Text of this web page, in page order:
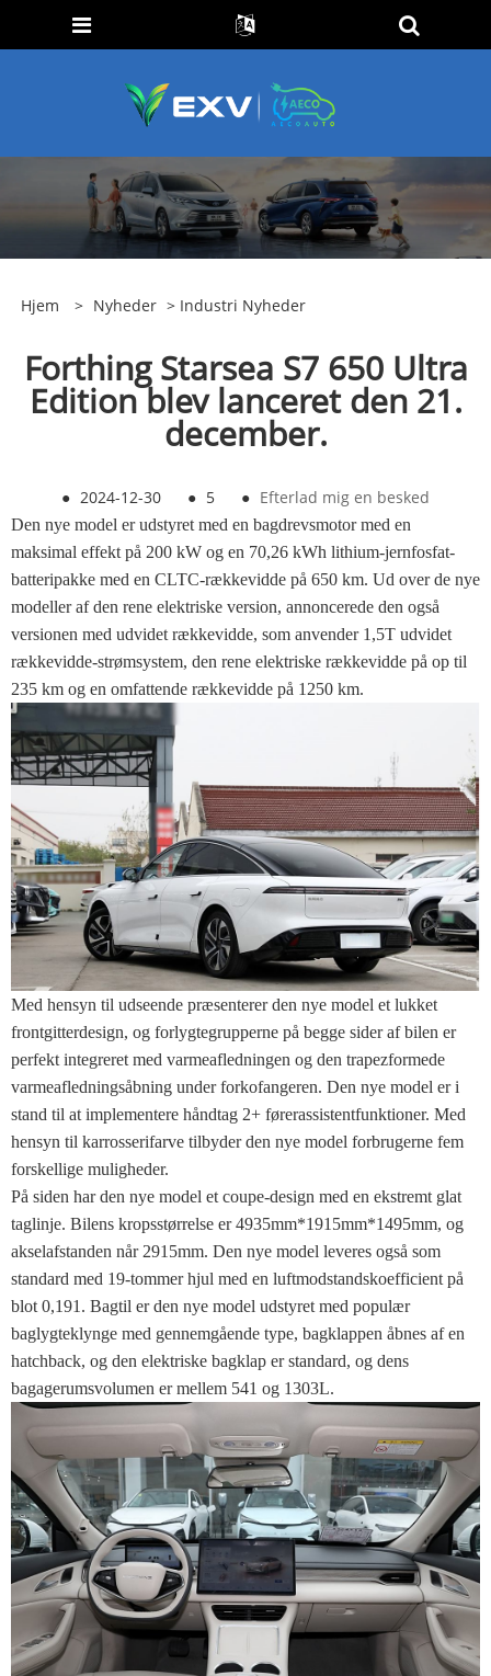
Hjem > Nyheder > Industri Nyheder
Forthing Starsea S7 650 Ultra
Edition blev lanceret den 21.
december.
● 2024-12-30 ● 5 ● Efterlad mig en besked
Den nye model er udstyret med en bagdrevsmotor med en
maksimal effekt på 200 kW og en 70,26 kWh lithium-jernfosfat-
batteripakke med en CLTC-rækkevidde på 650 km. Ud over de nye
modeller af den rene elektriske version, annoncerede den også
versionen med udvidet rækkevidde, som anvender 1,5T udvidet
rækkevidde-strømsystem, den rene elektriske rækkevidde på op til
235 km og en omfattende rækkevidde på 1250 km.
Med hensyn til udseende præsenterer den nye model et lukket
frontgitterdesign, og forlygtegrupperne på begge sider af bilen er
perfekt integreret med varmeafledningen og den trapezformede
varmeafledningsåbning under forkofangeren. Den nye model er i
stand til at implementere håndtag 2+ førerassistentfunktioner. Med
hensyn til karrosserifarve tilbyder den nye model forbrugerne fem
forskellige muligheder.
På siden har den nye model et coupe-design med en ekstremt glat
taglinje. Bilens kropsstørrelse er 4935mm*1915mm*1495mm, og
akselafstanden når 2915mm. Den nye model leveres også som
standard med 19-tommer hjul med en luftmodstandskoefficient på
blot 0,191. Bagtil er den nye model udstyret med populær
baglygteklynge med gennemgående type, bagklappen åbnes af en
hatchback, og den elektriske bagklap er standard, og dens
bagagerumsvolumen er mellem 541 og 1303L.